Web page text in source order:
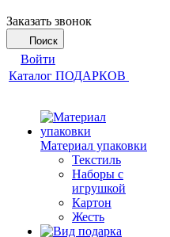
Заказать звонок
Поиск
Войти
Каталог ПОДАРКОВ
Материал упаковки
Текстиль
Наборы с
игрушкой
Картон
Жесть